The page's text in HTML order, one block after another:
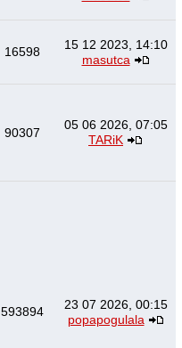
16598
15 12 2023, 14:10
masutca
90307
05 06 2026, 07:05
TARiK
593894
23 07 2026, 00:15
popapogulala